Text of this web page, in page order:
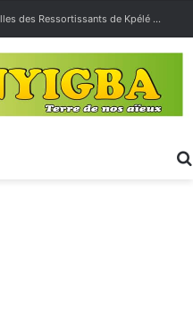
1ère Édition des Grandes Retrouvailles des Ressortissants de Kpélé Govié Apégamé / Sokpé